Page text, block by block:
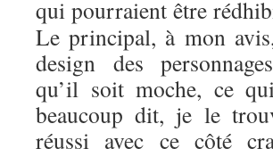
qui pourraient être
Le principal, à mon
design des
qu’il soit moche, ce
beaucoup dit, je le
réussi avec ce côté